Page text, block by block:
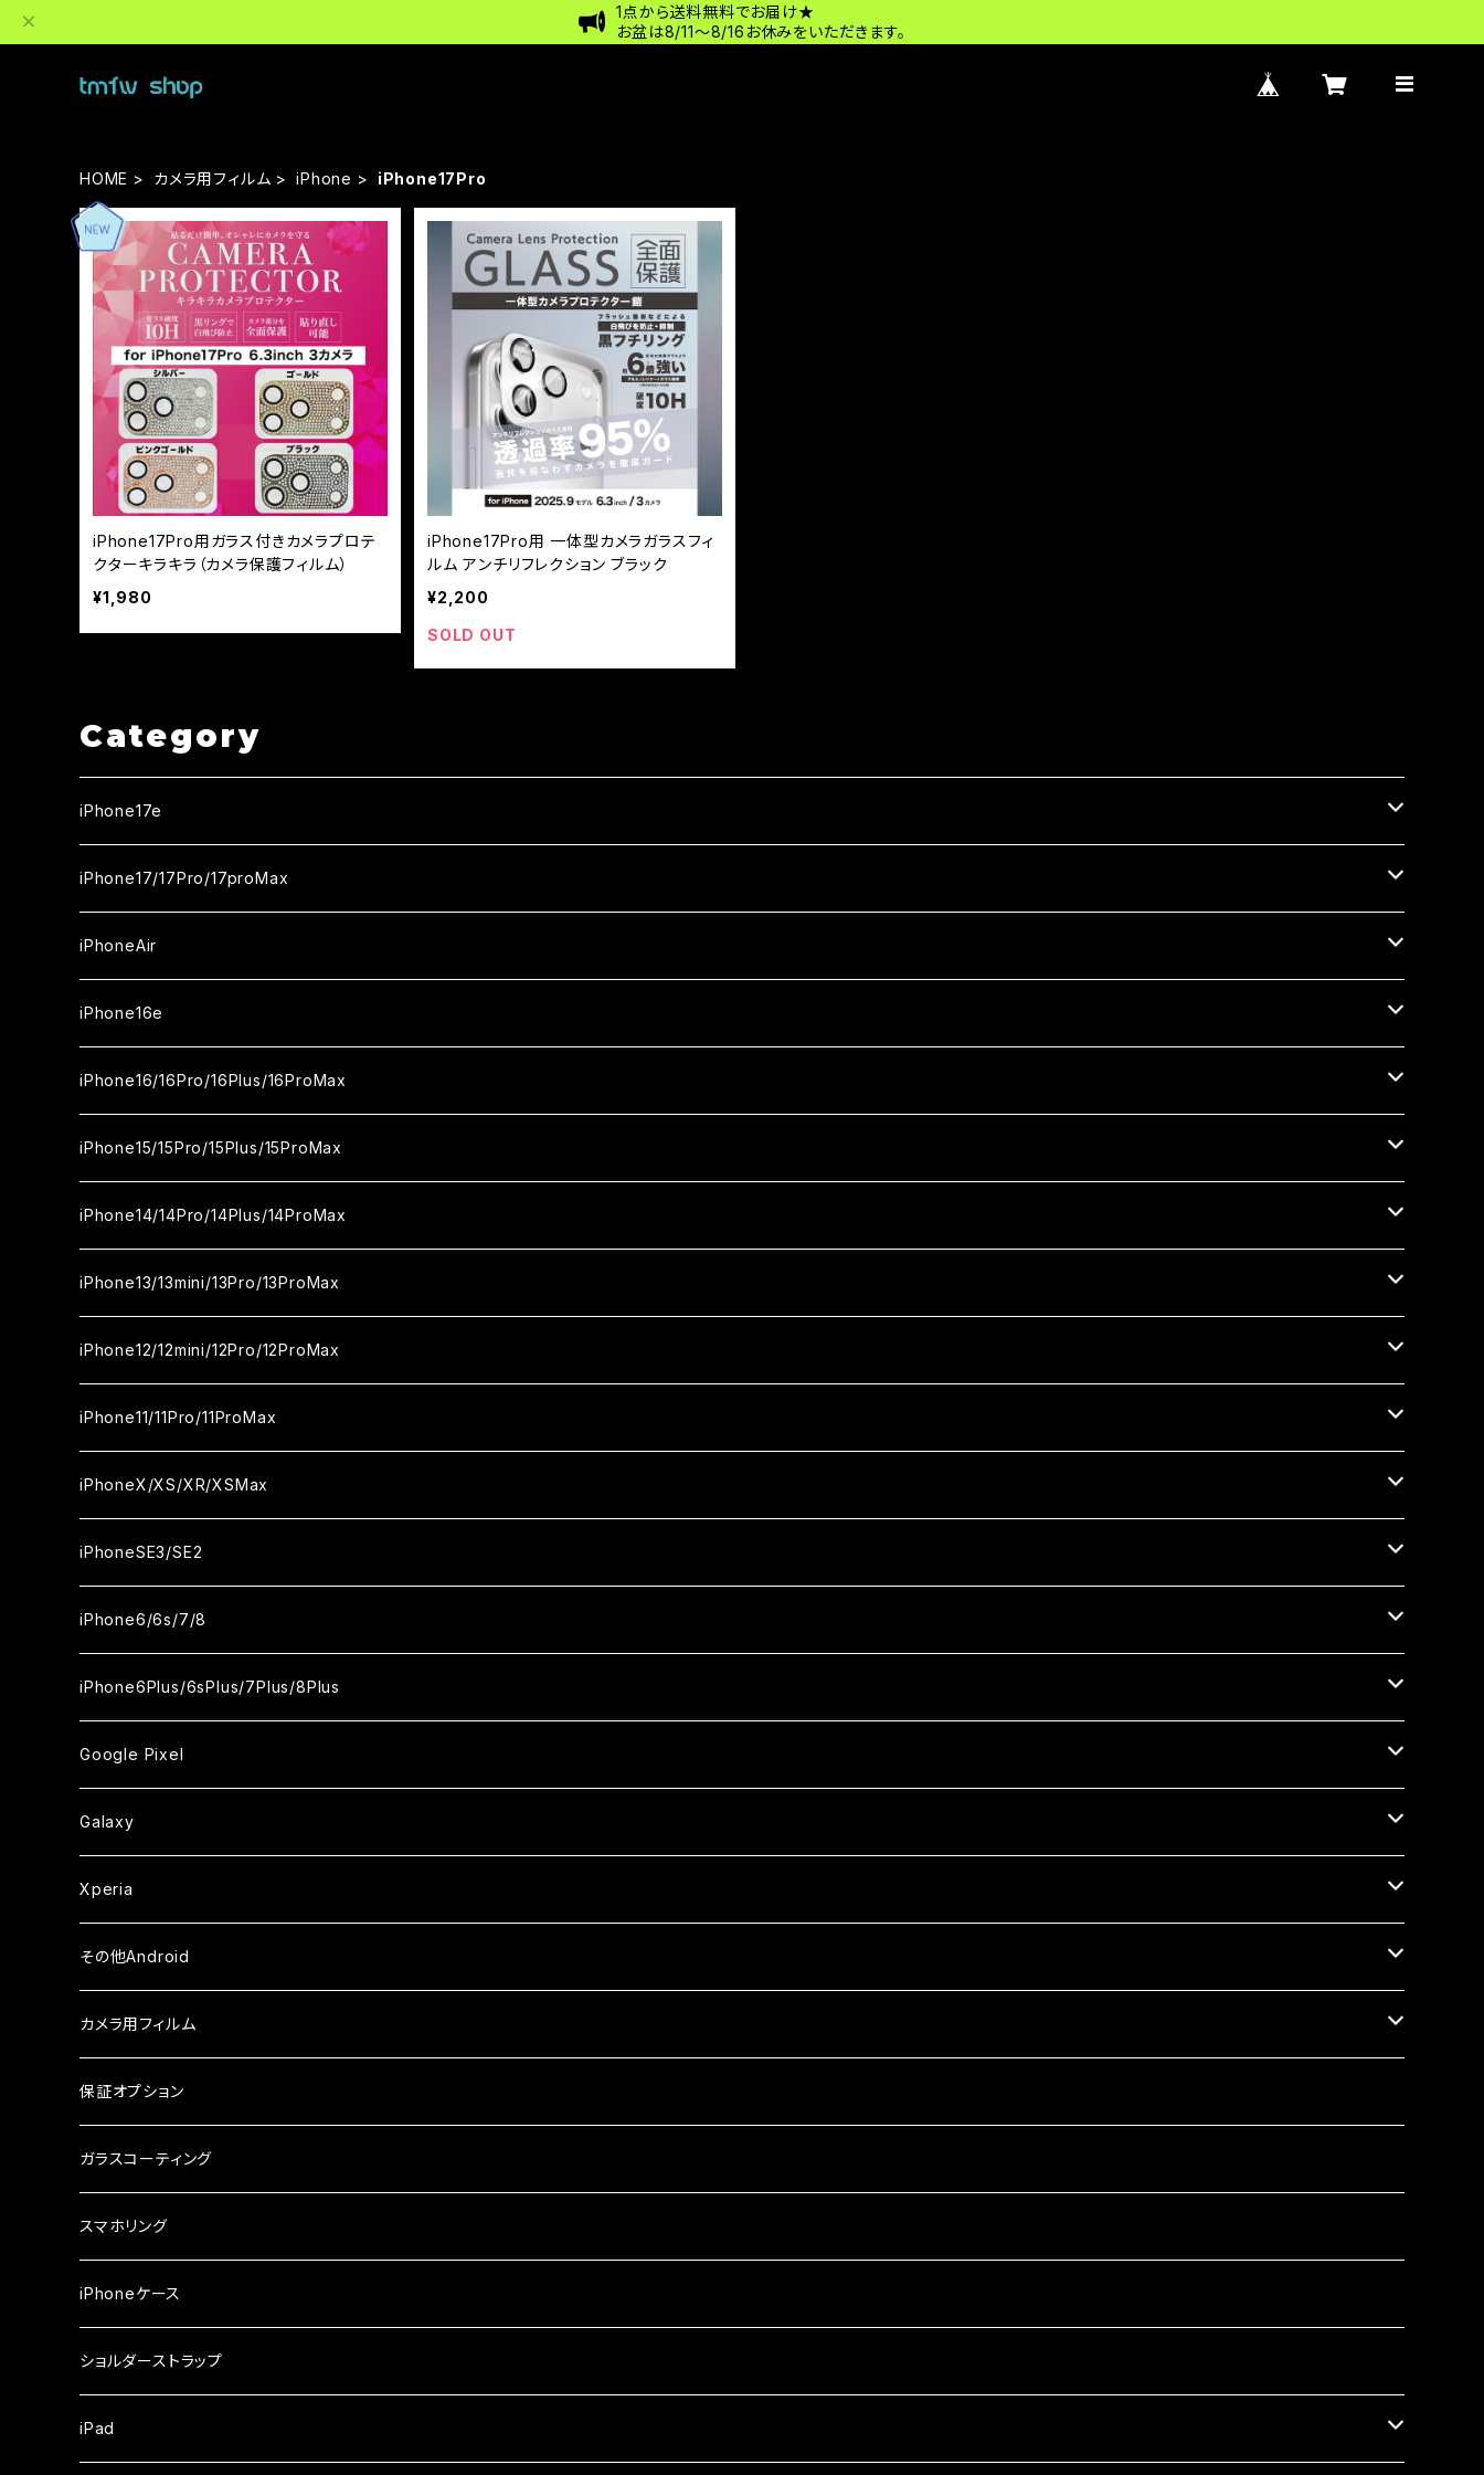
1点から送料無料でお届け★
お盆は8/11〜8/16お休みをいただきます。
HOME カメラ用フィルム iPhone iPhone17Pro
iPhone17Pro用ガラス付きカメラプロテ
クターキラキラ（カメラ保護フィルム）
¥1,980
iPhone17Pro用 一体型カメラガラスフィ
ルム アンチリフレクション ブラック
¥2,200
SOLD OUT
Category
iPhone17e
ガラスフィルム
セラミックフィルム
カメラ用フィルム
iPhone17/17Pro/17proMax
iPhone17
ガラスフィルム
セラミックフィルム
iPhone17Pro
ガラスフィルム
セラミックフィルム
iPhone17proMax
ガラスフィルム
セラミックフィルム
iPhoneAir
ガラスフィルム
セラミックフィルム
カメラ用フィルム
iPhone16e
ガラスフィルム
セラミックフィルム
カメラ用フィルム
iPhone16/16Pro/16Plus/16ProMax
iPhone16
ガラスフィルム
セラミックフィルム
iPhone16Pro
ガラスフィルム
セラミックフィルム
iPhone16Plus
ガラスフィルム
セラミックフィルム
iPhone16ProMax
ガラスフィルム
セラミックフィルム
iPhone15/15Pro/15Plus/15ProMax
iPhone15
ガラスフィルム
セラミックフィルム
iPhone15Pro
ガラスフィルム
セラミックフィルム
iPhone15Plus
ガラスフィルム
セラミックフィルム
iPhone15ProMax
ガラスフィルム
セラミックフィルム
iPhone14/14Pro/14Plus/14ProMax
iPhone14
ガラスフィルム
セラミックフィルム
iPhone14Pro
ガラスフィルム
セラミックフィルム
iPhone14Plus
ガラスフィルム
セラミックフィルム
iPhone14ProMax
ガラスフィルム
セラミックフィルム
iPhone13/13mini/13Pro/13ProMax
iPhone13/13Pro
ガラスフィルム
セラミックフィルム
iPhone13mini
ガラスフィルム
セラミックフィルム
iPhone13ProMax
ガラスフィルム
セラミックフィルム
iPhone12/12mini/12Pro/12ProMax
iPhone12/12Pro
ガラスフィルム
セラミックフィルム
iPhone12mini
ガラスフィルム
セラミックフィルム
iPhone12ProMax
ガラスフィルム
セラミックフィルム
iPhone11/11Pro/11ProMax
iPhone11
ガラスフィルム
セラミックフィルム
iPhone11Pro
ガラスフィルム
セラミックフィルム
iPhone11Pro Max
ガラスフィルム
セラミックフィルム
iPhoneX/XS/XR/XSMax
iPhoneX
ガラスフィルム
セラミックフィルム
iPhoneXS
ガラスフィルム
セラミックフィルム
iPhoneXR
ガラスフィルム
セラミックフィルム
iPhoneXSMax
ガラスフィルム
セラミックフィルム
iPhoneSE3/SE2
iPhoneSE3
ガラスフィルム
ケース
iPhoneSE2
ガラスフィルム
ケース
iPhone6/6s/7/8
iPhone8
ガラスフィルム
セラミックフィルム
iPhone7
ガラスフィルム
セラミックフィルム
iPhone6s
ガラスフィルム
ケース・カバー
iPhone6
ガラスフィルム
ケース・カバー
iPhone6Plus/6sPlus/7Plus/8Plus
iPhone6Plus
ガラスフィルム
ケース
iPhone6sPlus
ガラスフィルム
ケース
iPhone7Plus
ガラスフィルム
ケース
iPhone8Plus
ガラスフィルム
ケース
Google Pixel
ガラスフィルム
セラミックフィルム
ケース
Galaxy
ガラスフィルム
セラミックフィルム
ケース
Xperia
ガラスフィルム
その他Android
AQUOS
ガラスフィルム
arrows
ガラスフィルム
シンプルスマホ
ガラスフィルム
らくらくスマホ
ガラスフィルム
OPPO
ガラスフィルム
Xiaomi
ガラスフィルム
カメラ用フィルム
iPhone
iPhone17e
iPhone17ProMax
Android
保証オプション
ガラスコーティング
スマホリング
iPhoneケース
ショルダーストラップ
iPad